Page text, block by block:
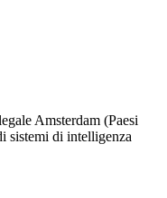
Amsterdam (Paesi
sistemi di intelligenza